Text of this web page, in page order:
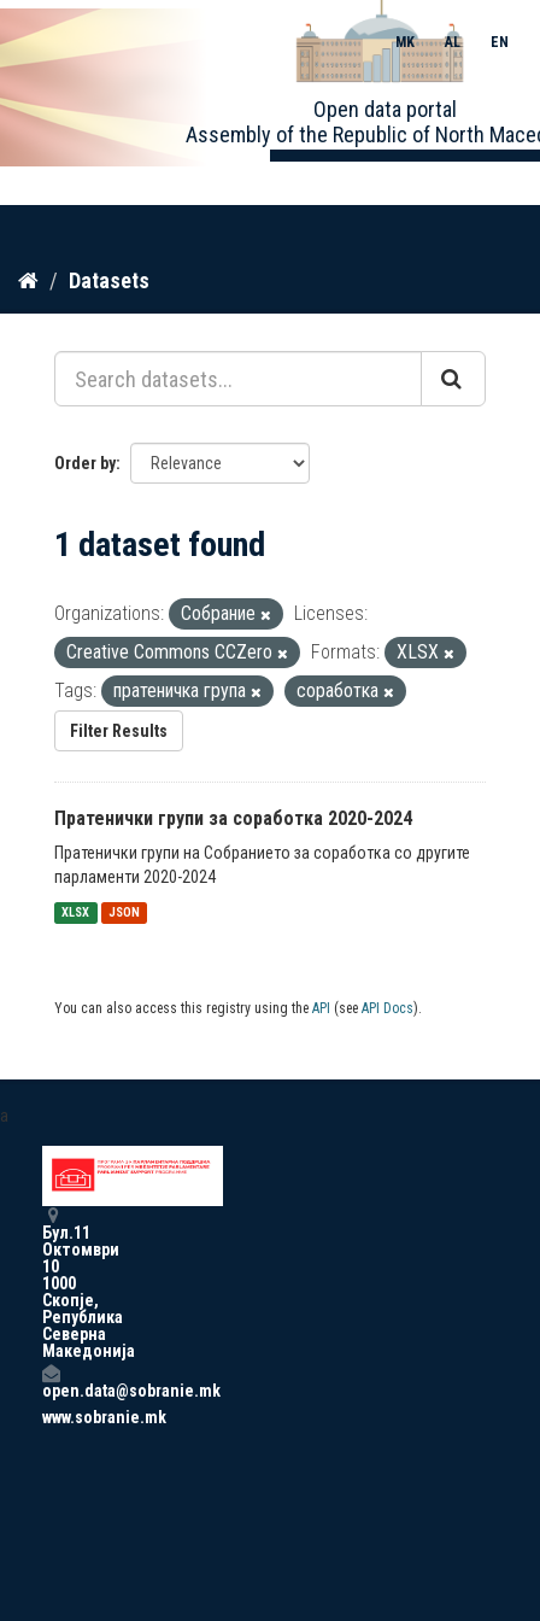
Skip
content
Open data portal
Assembly of the Republic of North
MK AL EN
Datasets
Order by
1 dataset found
Organizations: Собрание
Licenses:
Creative Commons CCZero
Formats:
XLSX
Tags:
пратеничка група соработка
Filter Results
Пратенички групи за соработка 2020-2024
Пратенички групи на Собранието за соработка со другите
парламенти 2020-2024
XLSX JSON
You can also access this registry using the API (see API Docs).
a
Бул.11
Октомври
10
1000
Скопје,
Република
Северна
Македонија
open.data@sobranie.mk
www.sobranie.mk